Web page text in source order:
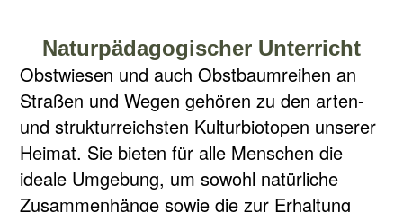
Naturpädagogischer Unterricht
Obstwiesen und auch Obstbaumreihen an
Straßen und Wegen gehören zu den arten-
und strukturreichsten Kulturbiotopen unserer
Heimat. Sie bieten für alle Menschen die
ideale Umgebung, um sowohl natürliche
Zusammenhänge sowie die zur Erhaltung